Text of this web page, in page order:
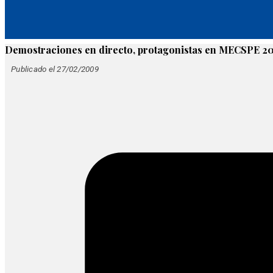
Demostraciones en directo, protagonistas en MECSPE
Publicado el 27/02/2009